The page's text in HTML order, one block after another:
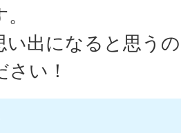
い出になると思う
い！